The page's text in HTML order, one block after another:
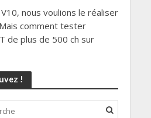
V10, nous voulions le réaliser
comment tester
de plus de 500 ch sur
!